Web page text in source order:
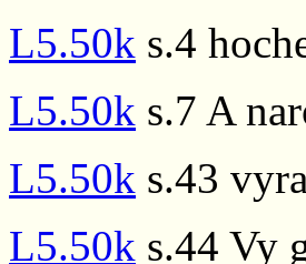
L5.50k s.4
L5.50k s.7 A
L5.50k s.43
L5.50k s.44 Vy